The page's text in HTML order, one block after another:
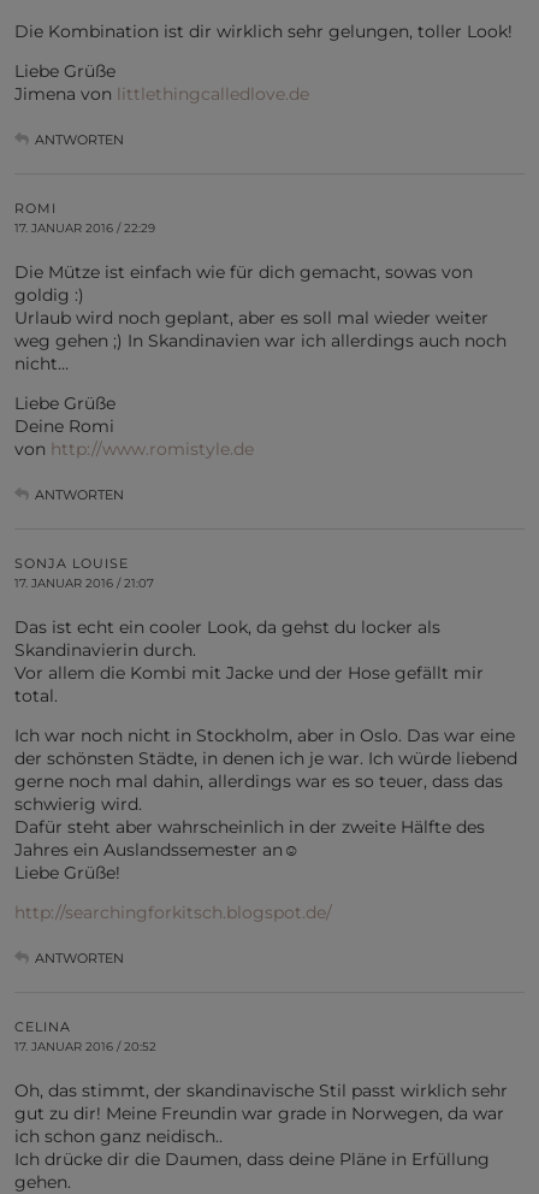
Die Kombination ist dir wirklich sehr gelungen, toller Look!
Liebe Grüße
Jimena von littlethingcalledlove.de
ANTWORTEN
ROMI
17. JANUAR 2016 / 22:29
Die Mütze ist einfach wie für dich gemacht, sowas von
goldig :)
Urlaub wird noch geplant, aber es soll mal wieder weiter
weg gehen ;) In Skandinavien war ich allerdings auch noch
nicht…
Liebe Grüße
Deine Romi
von http://www.romistyle.de
ANTWORTEN
SONJA LOUISE
17. JANUAR 2016 / 21:07
Das ist echt ein cooler Look, da gehst du locker als
Skandinavierin durch.
Vor allem die Kombi mit Jacke und der Hose gefällt mir
total.
Ich war noch nicht in Stockholm, aber in Oslo. Das war eine
der schönsten Städte, in denen ich je war. Ich würde liebend
gerne noch mal dahin, allerdings war es so teuer, dass das
schwierig wird.
Dafür steht aber wahrscheinlich in der zweite Hälfte des
Jahres ein Auslandssemester an☺
Liebe Grüße!
http://searchingforkitsch.blogspot.de/
ANTWORTEN
CELINA
17. JANUAR 2016 / 20:52
Oh, das stimmt, der skandinavische Stil passt wirklich sehr
gut zu dir! Meine Freundin war grade in Norwegen, da war
ich schon ganz neidisch..
Ich drücke dir die Daumen, dass deine Pläne in Erfüllung
gehen.